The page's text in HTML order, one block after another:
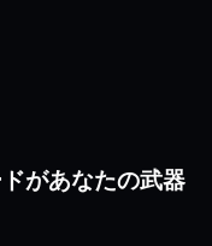
があなたの武器